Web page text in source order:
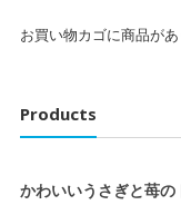
お買い物カゴに商品があ
Products
かわいいうさぎと苺